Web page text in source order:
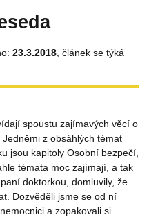
23.3.2018 , článek se týká
spoustu zajímavých věcí o
z obsáhlých témat
jsou kapitoly Osobní bezpečí,
témata moc zajímají, a tak
doktorkou, domluvily, že
Dozvěděli jsme se od ní
a zopakovali si